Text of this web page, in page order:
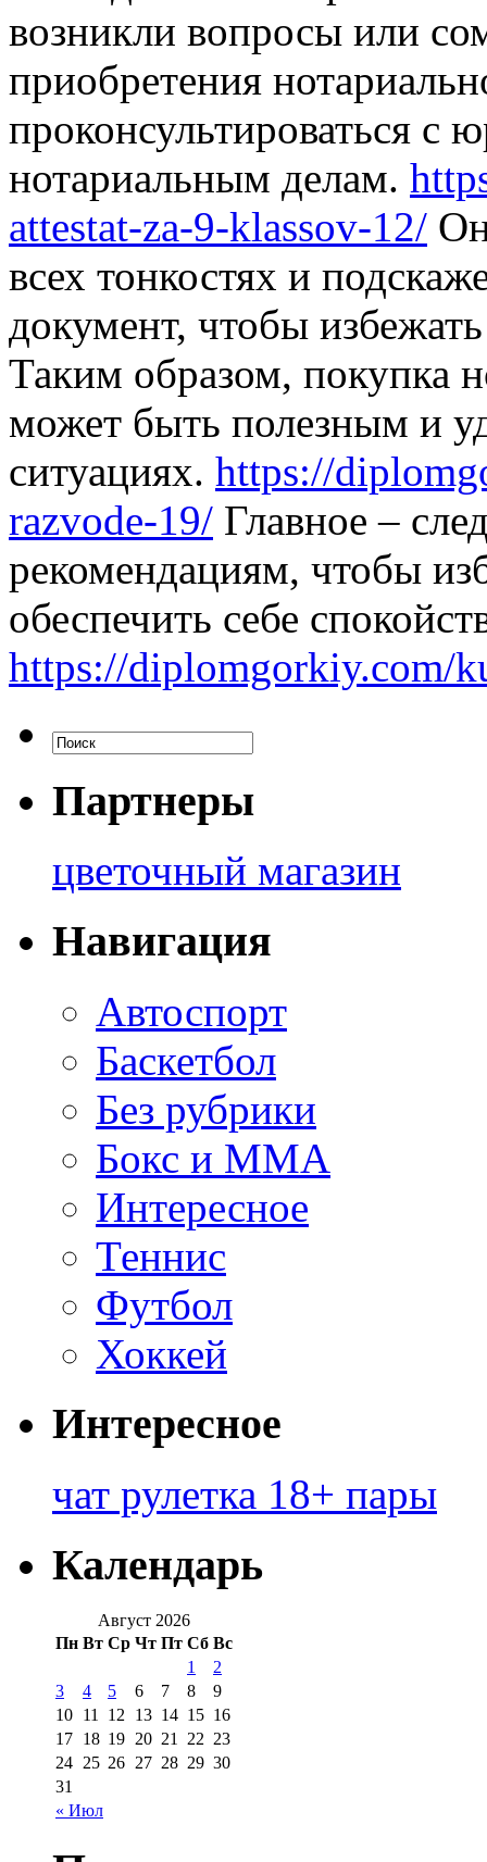
возникли вопросы или
приобретения
проконсультироваться с
нотариальным делам.
attestat-za-9-klassov-12/
всех тонкостях и
документ, чтобы
Таким образом, покупка
может быть полезным и
ситуациях. https://
razvode-19/ Главное –
рекомендациям, чтобы
обеспечить себе
https://diplomgorkiy.com/
Партнеры
цветочный магазин
Навигация
Автоспорт
Баскетбол
Без рубрики
Бокс и ММА
Интересное
Теннис
Футбол
Хоккей
Интересное
чат рулетка 18+ пары
Календарь
Август 2026
Пн Вт Ср Чт Пт Сб Вс
« Июл
1
2
3
4 5 6 7 8
9
10 11 12 13 14 15 16
17 18 19 20 21 22 23
24 25 26 27 28 29 30
31